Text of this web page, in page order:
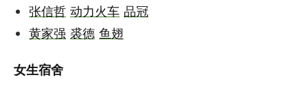
张信哲 动力火车 品冠
黄家强 裘德 鱼翅
女生宿舍